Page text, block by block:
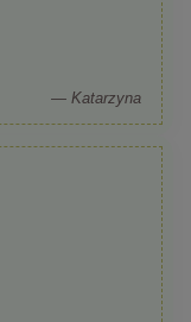
— Katarzyna